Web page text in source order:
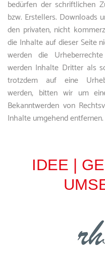
bedürfen der schriftlichen
bzw. Erstellers. Downloads
den privaten, nicht
die Inhalte auf dieser Seite
werden die
werden Inhalte Dritter als
trotzdem auf eine
werden, bitten wir um
Bekanntwerden von
Inhalte umgehend entfernen.
IDEE |